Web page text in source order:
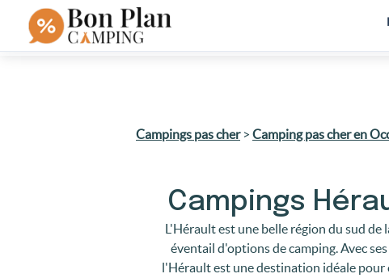
Campings pas cher> Camping pas cher en
Campings
L'Hérault est une belle région du sud de
éventail d'options de camping. Avec
l'Hérault est une destination idéale pour